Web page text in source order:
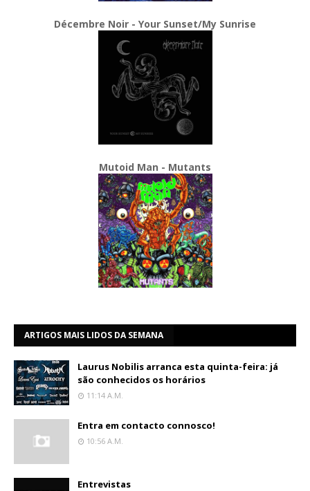
Décembre Noir - Your Sunset/My Sunrise
Mutoid Man - Mutants
ARTIGOS MAIS LIDOS DA SEMANA
Laurus Nobilis arranca esta quinta-feira: já
são conhecidos os horários
11:14 A.m.
Entra em contacto connosco!
10:56 A.m.
Entrevistas